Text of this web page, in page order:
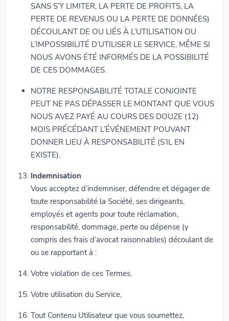
SANS S’Y LIMITER, LA PERTE DE PROFITS, LA
PERTE DE REVENUS OU LA PERTE DE DONNÉES)
DÉCOULANT DE OU LIÉS À L’UTILISATION OU
L’IMPOSSIBILITÉ D’UTILISER LE SERVICE, MÊME SI
NOUS AVONS ÉTÉ INFORMÉS DE LA POSSIBILITÉ
DE CES DOMMAGES.
NOTRE RESPONSABILITÉ TOTALE CONJOINTE
PEUT NE PAS DÉPASSER LE MONTANT QUE VOUS
NOUS AVEZ PAYÉ AU COURS DES DOUZE (12)
MOIS PRÉCÉDANT L’ÉVÉNEMENT POUVANT
DONNER LIEU À RESPONSABILITÉ (S’IL EN
EXISTE).
Indemnisation
Vous acceptez d’indemniser, défendre et dégager de
toute responsabilité la Société, ses dirigeants,
employés et agents pour toute réclamation,
responsabilité, dommage, perte ou dépense (y
compris des frais d’avocat raisonnables) découlant de
ou se rapportant à :
Votre violation de ces Termes,
Votre utilisation du Service,
Tout Contenu Utilisateur que vous soumettez,